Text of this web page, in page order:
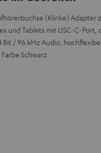
(Klinke)
und Tablets mit USC-C-
/ 96 kHz Audio,
Schwarz